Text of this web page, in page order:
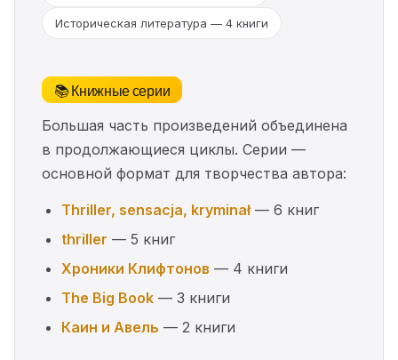
Историческая литература — 4 книги
📚 Книжные серии
Большая часть произведений объединена
в продолжающиеся циклы. Серии —
основной формат для творчества автора:
Thriller, sensacja, kryminał— 6 книг
thriller — 5 книг
Хроники Клифтонов — 4 книги
The Big Book — 3 книги
Каин и Авель — 2 книги